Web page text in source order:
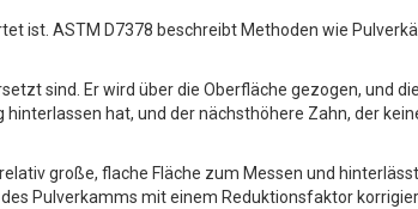
ist. ASTM D7378 beschreibt Methoden wie
sind. Er wird über die Oberfläche gezogen, und
hat, und der nächsthöhere Zahn, der
große, flache Fläche zum Messen und
Pulverkamms mit einem Reduktionsfaktor